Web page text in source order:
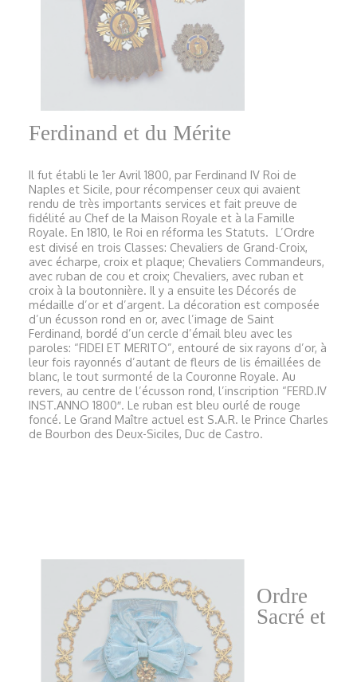
Ferdinand et du Mérite
Il fut établi le 1er Avril 1800, par Ferdinand IV Roi de
Naples et Sicile, pour récompenser ceux qui avaient
rendu de très importants services et fait preuve de
fidélité au Chef de la Maison Royale et à la Famille
Royale. En 1810, le Roi en réforma les Statuts. L’Ordre
est divisé en trois Classes: Chevaliers de Grand-Croix,
avec écharpe, croix et plaque; Chevaliers Commandeurs,
avec ruban de cou et croix; Chevaliers, avec ruban et
croix à la boutonnière. Il y a ensuite les Décorés de
médaille d’or et d’argent. La décoration est composée
d’un écusson rond en or, avec l’image de Saint
Ferdinand, bordé d’un cercle d’émail bleu avec les
paroles: “FIDEI ET MERITO”, entouré de six rayons d’or, à
leur fois rayonnés d’autant de fleurs de lis émaillées de
blanc, le tout surmonté de la Couronne Royale. Au
revers, au centre de l’écusson rond, l’inscription “FERD.IV
INST.ANNO 1800″. Le ruban est bleu ourlé de rouge
foncé. Le Grand Maître actuel est S.A.R. le Prince Charles
de Bourbon des Deux-Siciles, Duc de Castro.
Ordre
Sacré et